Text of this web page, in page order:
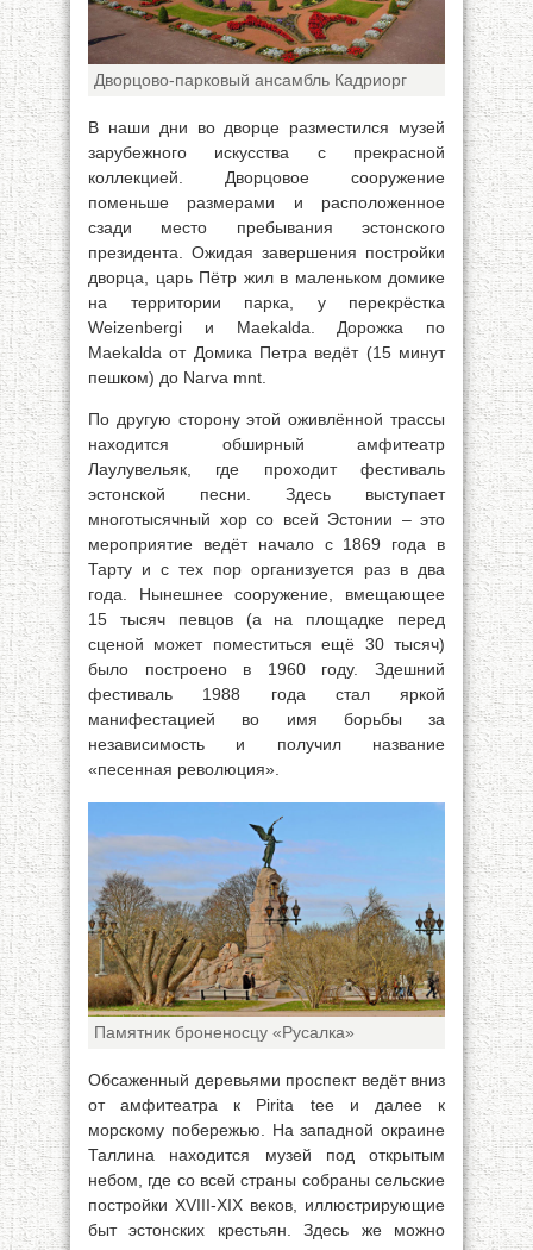
Дворцово-парковый ансамбль Кадриорг
В наши дни во дворце разместился музей
зарубежного искусства с прекрасной
коллекцией. Дворцовое сооружение
поменьше размерами и расположенное
сзади место пребывания эстонского
президента. Ожидая завершения постройки
дворца, царь Пётр жил в маленьком домике
на территории парка, у перекрёстка
Weizenbergi и Maekalda. Дорожка по
Maekalda от Домика Петра ведёт (15 минут
пешком) до Narva mnt.
По другую сторону этой оживлённой трассы
находится обширный амфитеатр
Лаулувельяк, где проходит фестиваль
эстонской песни. Здесь выступает
многотысячный хор со всей Эстонии – это
мероприятие ведёт начало с 1869 года в
Тарту и с тех пор организуется раз в два
года. Нынешнее сооружение, вмещающее
15 тысяч певцов (а на площадке перед
сценой может поместиться ещё 30 тысяч)
было построено в 1960 году. Здешний
фестиваль 1988 года стал яркой
манифестацией во имя борьбы за
независимость и получил название
«песенная революция».
Памятник броненосцу «Русалка»
Обсаженный деревьями проспект ведёт вниз
от амфитеатра к Pirita tee и далее к
морскому побережью. На западной окраине
Таллина находится музей под открытым
небом, где со всей страны собраны сельские
постройки XVIII-XIX веков, иллюстрирующие
быт эстонских крестьян. Здесь же можно